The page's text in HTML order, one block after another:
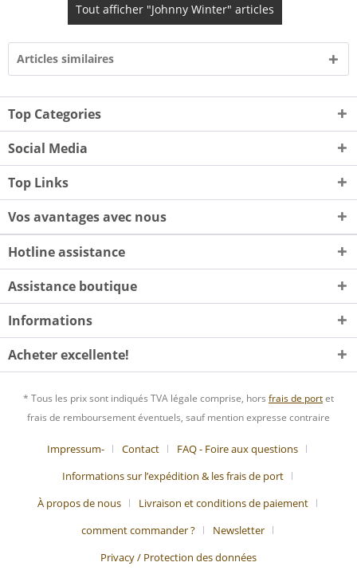
Tout afficher "Johnny Winter" articles
Articles similaires
Top Categories
Social Media
Top Links
Vos avantages avec nous
Hotline assistance
Assistance boutique
Informations
Acheter excellente!
* Tous les prix sont indiqués TVA légale comprise, hors frais de portet
frais de remboursement éventuels, sauf mention expresse contraire
Impressum- Contact
FAQ - Foire aux questions
Informations sur l’expédition & les frais de port
À propos de nous
Livraison et conditions de paiement
comment commander ?
Newsletter
Privacy / Protection des données